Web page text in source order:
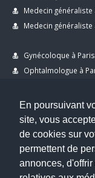
En poursuivant
site, vous
de cookies sur
permettent de
annonces,
Medecin généraliste
Medecin généraliste
Gynécoloque à Paris
Ophtalmologue à
Dentiste à Paris
Copyright © 2026 . All